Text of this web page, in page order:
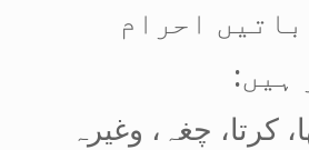
احرام
ہیں:
کرتا، چغہ، وغیرہ